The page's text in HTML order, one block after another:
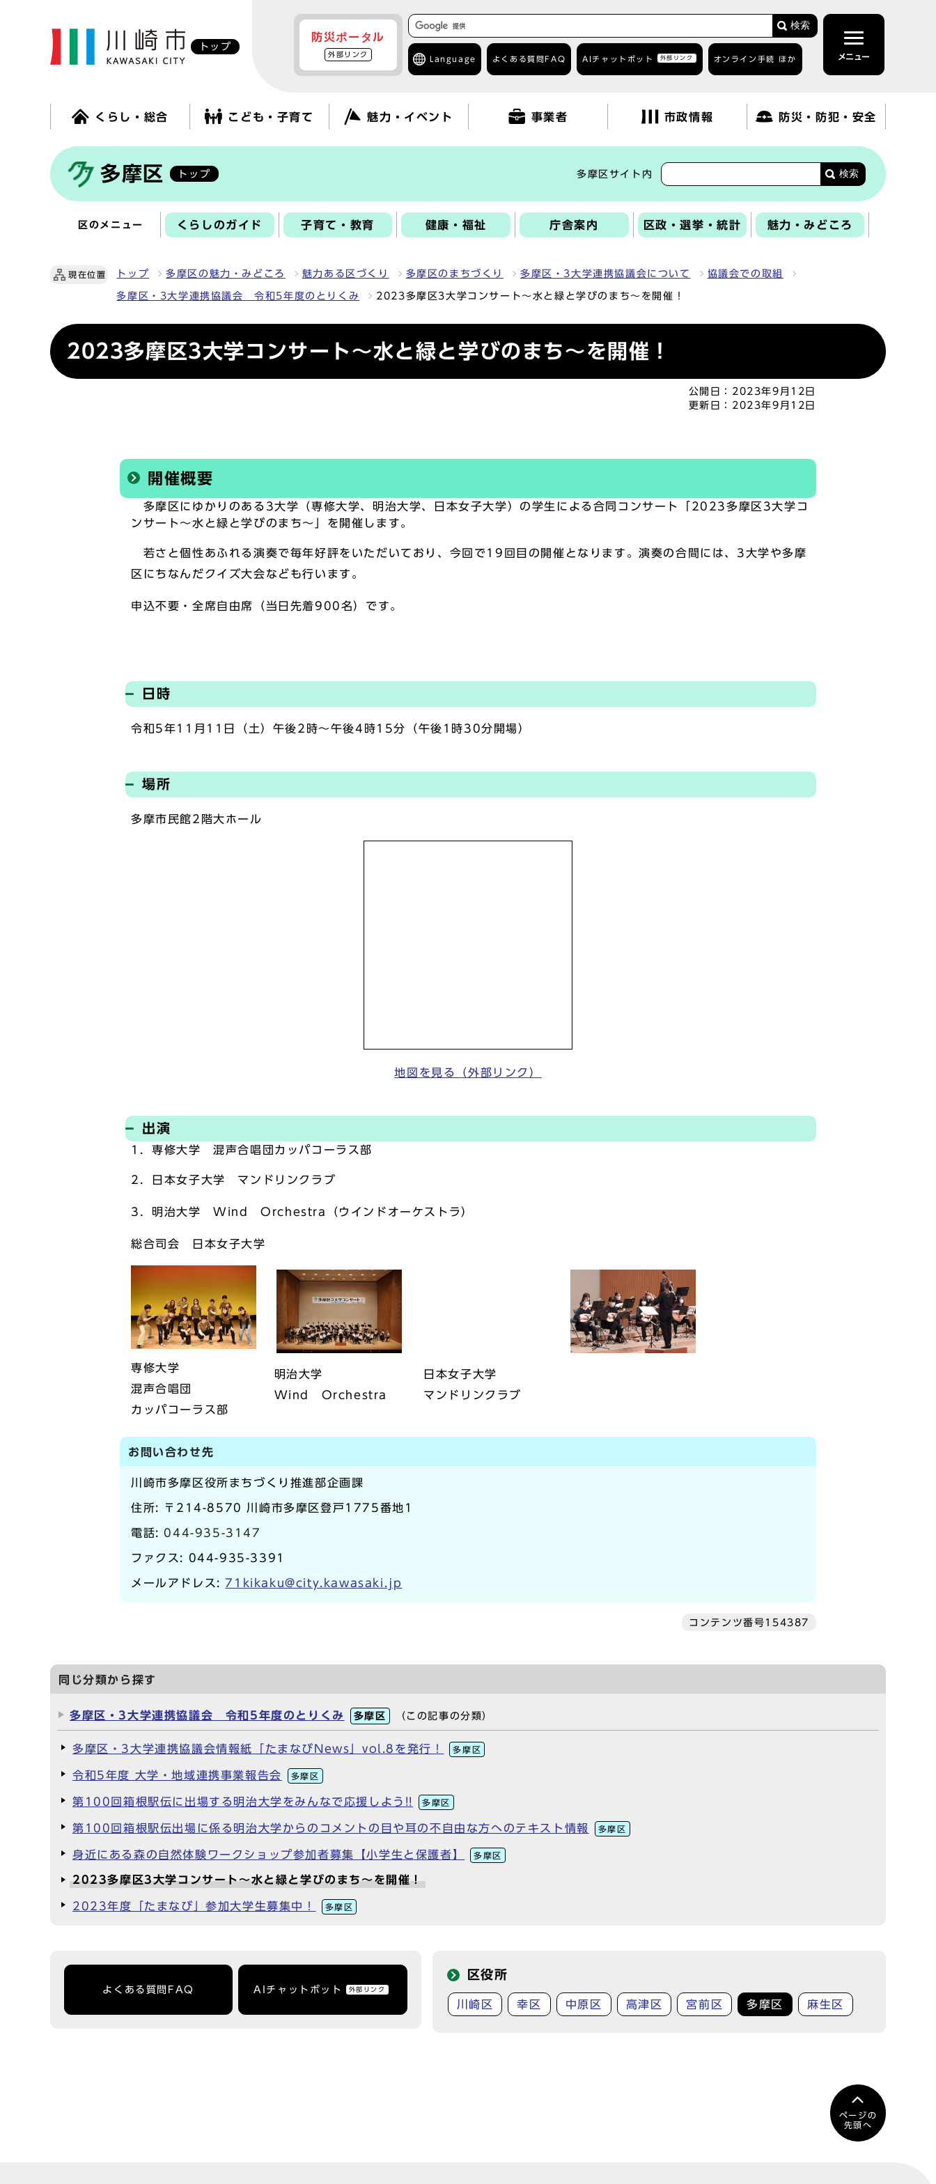
トップ
防災ポータル
外部リンク
検索
Language よくある質問 FAQ AIチャットボット 外部リンク オンライン手続 ほか メニュー
くらし・総合 こども・子育て 魅力・イベント 事業者 市政情報 防災・防犯・安全
多摩区 トップ 多摩区サイト内 検索
区のメニュー くらしのガイド 子育て・教育 健康・福祉 庁舎案内 区政・選挙・統計 魅力・みどころ
現在位置 トップ 多摩区の魅力・みどころ 魅力ある区づくり 多摩区のまちづくり 多摩区・3大学連携協議会について 協議会での取組
多摩区・3大学連携協議会 令和5年度のとりくみ 2023多摩区3大学コンサート～水と緑と学びのまち～を開催！
2023多摩区3大学コンサート～水と緑と学びのまち～を開催！
公開日： 2023年9月12日
更新日： 2023年9月12日
開催概要
多摩区にゆかりのある3大学（専修大学、明治大学、日本女子大学）の学生による合同コンサート「2023多摩区3大学コ
ンサート～水と緑と学びのまち～」を開催します。
若さと個性あふれる演奏で毎年好評をいただいており、今回で19回目の開催となります。演奏の合間には、3大学や多摩
区にちなんだクイズ大会なども行います。
申込不要・全席自由席（当日先着900名）です。
日時
令和5年11月11日（土）午後2時～午後4時15分（午後1時30分開場）
場所
多摩市民館2階大ホール
地図を見る（外部リンク）
出演
1．専修大学 混声合唱団カッパコーラス部
2．日本女子大学 マンドリンクラブ
3．明治大学 Wind Orchestra（ウインドオーケストラ）
総合司会 日本女子大学
専修大学
混声合唱団
カッパコーラス部
明治大学
Wind Orchestra
日本女子大学
マンドリンクラブ
お問い合わせ先
川崎市多摩区役所まちづくり推進部企画課
住所: 〒214-8570 川崎市多摩区登戸1775番地1
電話: 044-935-3147
ファクス: 044-935-3391
メールアドレス:71kikaku@city.kawasaki.jp
コンテンツ番号154387
同じ分類から探す
多摩区・3大学連携協議会 令和5年度のとりくみ 多摩区 （この記事の分類）
多摩区・3大学連携協議会情報紙「たまなびNews」vol.8を発行！ 多摩区
令和5年度 大学・地域連携事業報告会 多摩区
第100回箱根駅伝に出場する明治大学をみんなで応援しよう!! 多摩区
第100回箱根駅伝出場に係る明治大学からのコメントの目や耳の不自由な方へのテキスト情報 多摩区
身近にある森の自然体験ワークショップ参加者募集【小学生と保護者】 多摩区
2023多摩区3大学コンサート～水と緑と学びのまち～を開催！
2023年度「たまなび」参加大学生募集中！ 多摩区
よくある質問FAQ AIチャットボット 外部リンク
区役所
川崎区 幸区 中原区 高津区 宮前区 多摩区 麻生区
ページの
先頭へ